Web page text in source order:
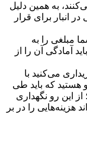
به همین دلیل
انبار برای قرار
مبلغی را به
آمادگی آن را از
می‌کنید با
هستید که باید طی
این رو نگهداری
هزینه‌هایی را در بر